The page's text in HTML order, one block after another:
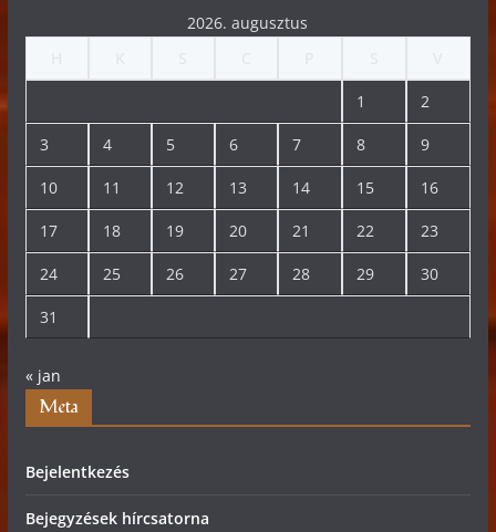
2026. augusztus
1 2
3 4 5 6 7 8 9
10 11 12 13 14 15 16
17 18 19 20 21 22 23
24 25 26 27 28 29 30
31
« jan
Meta
Bejelentkezés
Bejegyzések hírcsatorna